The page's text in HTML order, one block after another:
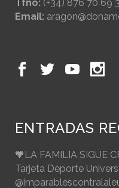
Tfno: (+34) 876 70 69
Email:
ENTRADAS
🧡LA FAMILIA SIGUE
Tarjeta Deporte